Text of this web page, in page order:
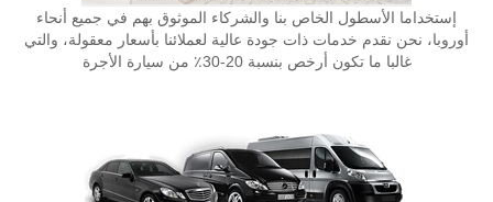
إستخداما الأسطول الخاص بنا والشركاء الموثوق بهم في جميع أنحاء
أوروبا، نحن نقدم خدمات ذات جودة عالية لعملائنا بأسعار معقولة، والتي
غالبا ما تكون أرخص بنسبة 20-30٪ من سيارة الأجرة